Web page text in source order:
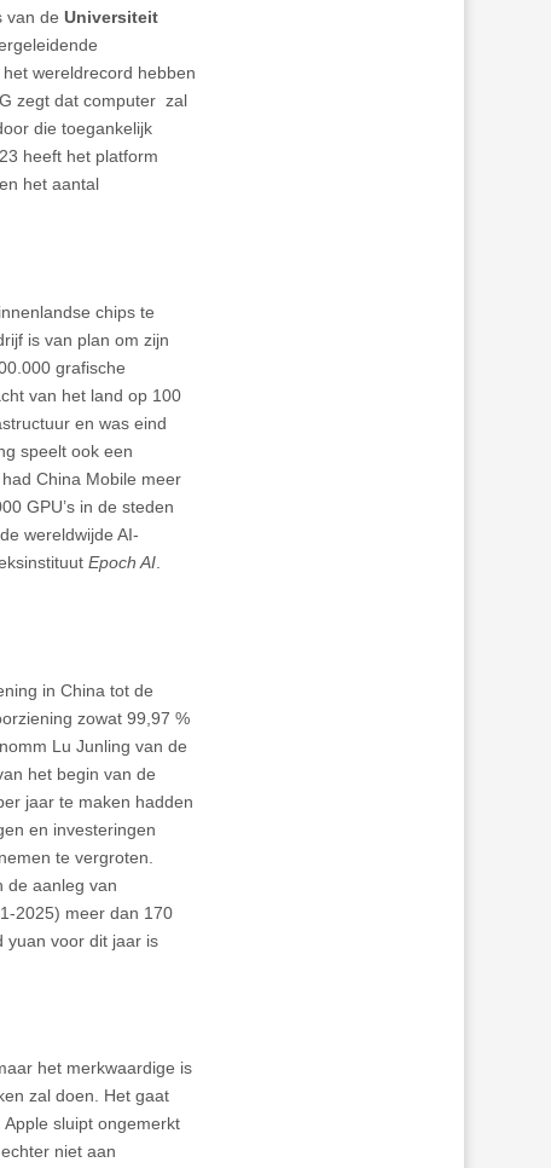
van de Universiteit
wereldrecord hebben
zegt dat computer zal
die toegankelijk
heeft het platform
het aantal
chips te
is van plan om zijn
grafische
van het land op 100
en was eind
speelt ook een
China Mobile meer
GPU’s in de steden
wereldwijde AI-
Epoch AI
in China tot de
zowat 99,97 %
Lu Junling van de
het begin van de
jaar te maken hadden
en investeringen
te vergroten.
de aanleg van
2025) meer dan 170
yuan voor dit jaar is
het merkwaardige is
zal doen. Het gaat
sluipt ongemerkt
niet aan